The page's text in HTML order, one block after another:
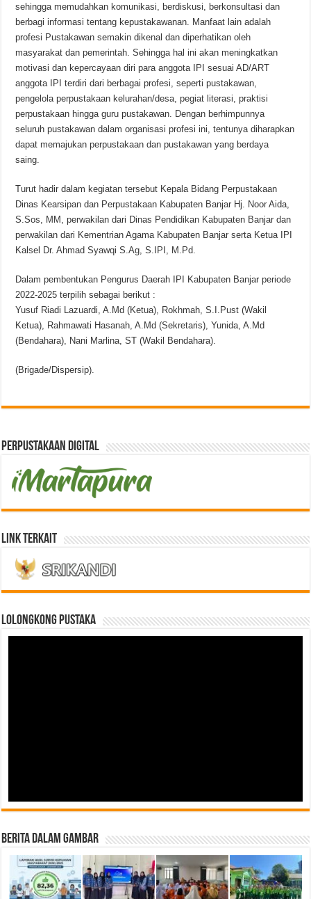
sehingga memudahkan komunikasi, berdiskusi, berkonsultasi dan
berbagi informasi tentang kepustakawanan. Manfaat lain adalah
profesi Pustakawan semakin dikenal dan diperhatikan oleh
masyarakat dan pemerintah. Sehingga hal ini akan meningkatkan
motivasi dan kepercayaan diri para anggota IPI sesuai AD/ART
anggota IPI terdiri dari berbagai profesi, seperti pustakawan,
pengelola perpustakaan kelurahan/desa, pegiat literasi, praktisi
perpustakaan hingga guru pustakawan. Dengan berhimpunnya
seluruh pustakawan dalam organisasi profesi ini, tentunya diharapkan
dapat memajukan perpustakaan dan pustakawan yang berdaya
saing.
Turut hadir dalam kegiatan tersebut Kepala Bidang Perpustakaan
Dinas Kearsipan dan Perpustakaan Kabupaten Banjar Hj. Noor Aida,
S.Sos, MM, perwakilan dari Dinas Pendidikan Kabupaten Banjar dan
perwakilan dari Kementrian Agama Kabupaten Banjar serta Ketua IPI
Kalsel Dr. Ahmad Syawqi S.Ag, S.IPI, M.Pd.
Dalam pembentukan Pengurus Daerah IPI Kabupaten Banjar periode
2022-2025 terpilih sebagai berikut :
Yusuf Riadi Lazuardi, A.Md (Ketua), Rokhmah, S.I.Pust (Wakil
Ketua), Rahmawati Hasanah, A.Md (Sekretaris), Yunida, A.Md
(Bendahara), Nani Marlina, ST (Wakil Bendahara).
(Brigade/Dispersip).
Perpustakaan Digital
Link Terkait
LOLONGKONG PUSTAKA
Berita Dalam Gambar